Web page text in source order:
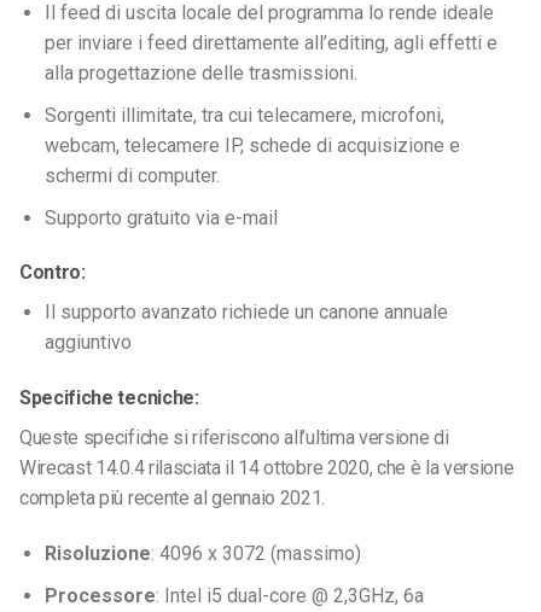
Il feed di uscita locale del programma lo rende ideale
per inviare i feed direttamente all’editing, agli effetti e
alla progettazione delle trasmissioni.
Sorgenti illimitate, tra cui telecamere, microfoni,
webcam, telecamere IP, schede di acquisizione e
schermi di computer.
Supporto gratuito via e-mail
Contro:
Il supporto avanzato richiede un canone annuale
aggiuntivo
Specifiche tecniche:
Queste specifiche si riferiscono all’ultima versione di
Wirecast 14.0.4 rilasciata il 14 ottobre 2020, che è la versione
completa più recente al gennaio 2021.
Risoluzione: 4096 x 3072 (massimo)
Processore: Intel i5 dual-core @ 2,3GHz, 6a